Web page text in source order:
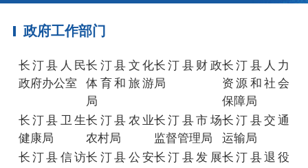
政府工作部门
长汀县人民
政府办公室
长汀县文化
体育和旅游
局
长汀县财政
局
长汀县人力
资源和社会
保障局
长汀县卫生
健康局
长汀县农业
农村局
长汀县市场
监督管理局
长汀县交通
运输局
长汀县信访长汀县公安长汀县发展长汀县退役